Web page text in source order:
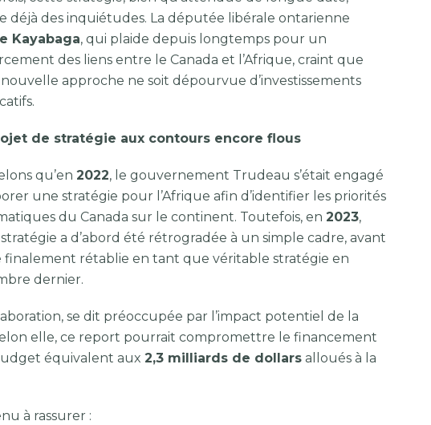
déjà des inquiétudes. La députée libérale ontarienne
Kayabaga, qui plaide depuis longtemps pour un
des liens entre le Canada et l’Afrique, craint que
approche ne soit dépourvue d’investissements
de stratégie aux contours encore flous
qu’en 2022, le gouvernement Trudeau s’était engagé
une stratégie pour l’Afrique afin d’identifier les priorités
du Canada sur le continent. Toutefois, en 2023,
a d’abord été rétrogradée à un simple cadre, avant
finalement rétablie en tant que véritable stratégie en
dernier.
se dit préoccupée par l’impact potentiel de la
elle, ce report pourrait compromettre le financement
équivalent aux 2,3 milliards de dollarsalloués à la
à rassurer :